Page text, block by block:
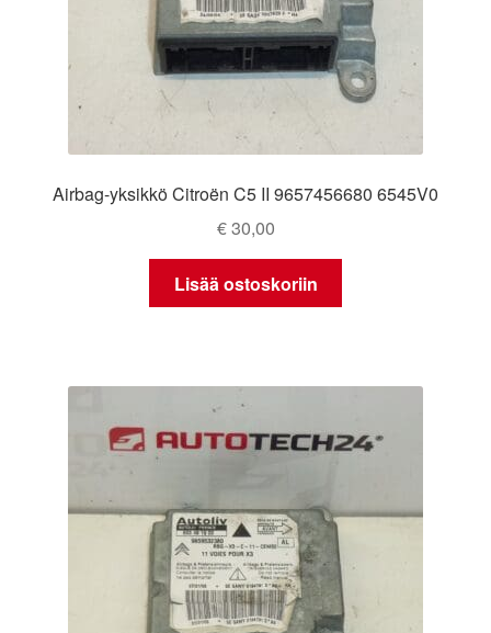
Airbag-yksikkö Citroën C5 II 9657456680 6545V0
€30,00
Lisää ostoskoriin